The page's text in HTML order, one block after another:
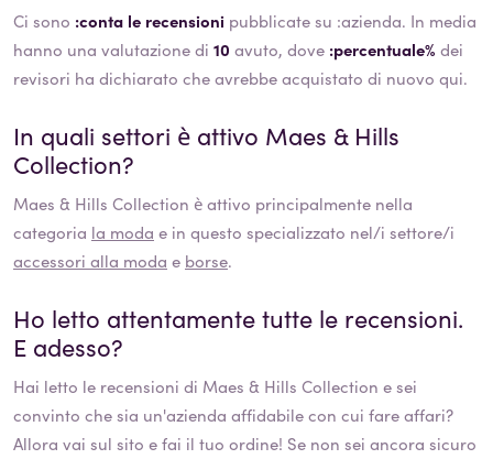
Ci sono :conta le recensioni pubblicate su :azienda. In media
hanno una valutazione di 10 avuto, dove :percentuale% dei
revisori ha dichiarato che avrebbe acquistato di nuovo qui.
In quali settori è attivo Maes & Hills
Collection?
Maes & Hills Collection è attivo principalmente nella
categoria la moda e in questo specializzato nel/i settore/i
accessori alla moda e borse.
Ho letto attentamente tutte le recensioni.
E adesso?
Hai letto le recensioni di Maes & Hills Collection e sei
convinto che sia un'azienda affidabile con cui fare affari?
Allora vai sul sito e fai il tuo ordine! Se non sei ancora sicuro